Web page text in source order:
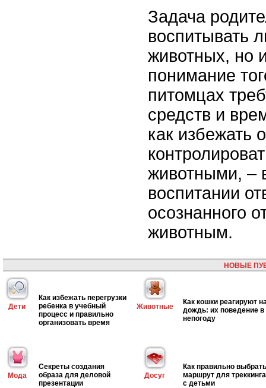
Задача
воспитывать
животных, но
понимание
питомцах
средств и
как избежать
животными, –
воспитании
осознанного
животным.
НОВЫЕ
Дети
Как избежать перегрузки
ребенка в учебный
процесс и правильно
организовать время
Животные
Как кошки реагируют
дождь: их поведение в
непогоду
Мода
Секреты создания
образа для деловой
презентации
Досуг
Как правильно выбрать
маршрут для треккинга
с детьми